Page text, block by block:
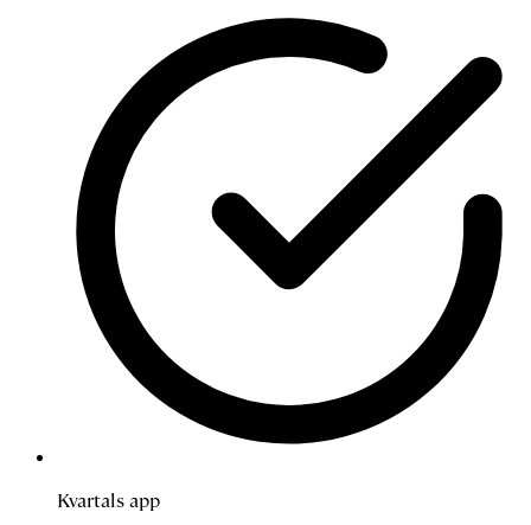
Kvartals app